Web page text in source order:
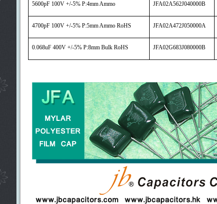
5600pF 100V +/-5% P:4mm Ammo JFA02A562J040000B
4700pF 100V +/-5% P:5mm Ammo RoHS JFA02A472J050000A
0.068uF 400V +/-5% P:8mm Bulk RoHS JFA02G683J080000B